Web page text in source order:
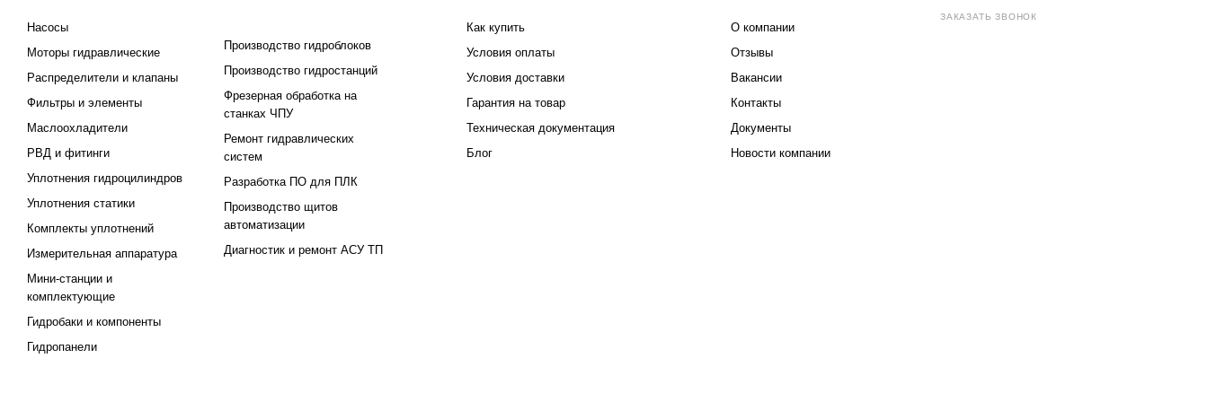
Насосы
Моторы гидравлические
Распределители и клапаны
Фильтры и элементы
Маслоохладители
РВД и фитинги
Уплотнения гидроцилиндров
Уплотнения статики
Комплекты уплотнений
Измерительная аппаратура
Мини-станции и
комплектующие
Гидробаки и компоненты
Гидропанели
Производство гидроблоков
Производство гидростанций
Фрезерная обработка на
станках ЧПУ
Ремонт гидравлических
систем
Разработка ПО для ПЛК
Производство щитов
автоматизации
Диагностик и ремонт АСУ ТП
Как купить
Условия оплаты
Условия доставки
Гарантия на товар
Техническая документация
Блог
О компании
Отзывы
Вакансии
Контакты
Документы
Новости компании
ЗАКАЗАТЬ ЗВОНОК